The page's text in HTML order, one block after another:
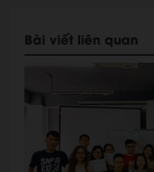
Bài viết liên quan